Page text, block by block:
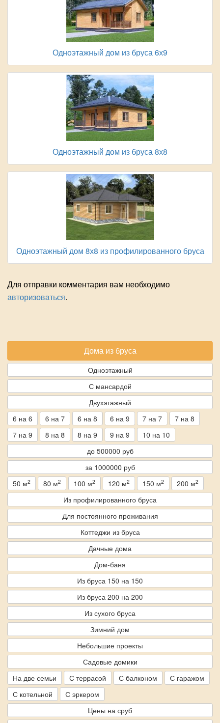
Одноэтажный дом из бруса 6х9
Одноэтажный дом из бруса 8х8
Одноэтажный дом 8х8 из профилированного бруса
Для отправки комментария вам необходимо
авторизоваться.
Дома из бруса
Одноэтажный
С мансардой
Двухэтажный
6 на 6
6 на 7 6 на 8 6 на 9 7 на 7
7 на 8
7 на 9
8 на 8 8 на 9 9 на 9
10 на 10
до 500000 руб
за 1000000 руб
50 м2 80 м2 100 м2 120 м2 150 м2 200 м2
Из профилированного бруса
Для постоянного проживания
Коттеджи из бруса
Дачные дома
Дом-баня
Из бруса 150 на 150
Из бруса 200 на 200
Из сухого бруса
Зимний дом
Небольшие проекты
Садовые домики
На две семьи
С террасой С балконом
С гаражом
С котельной
С эркером
Цены на сруб